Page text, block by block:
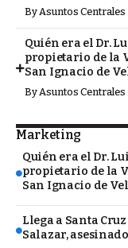
By Asuntos Centrales
Quién era el Dr.
propietario de la
San Ignacio de
By Asuntos Centrales
Marketing
Quién era el Dr.
propietario de la
San Ignacio de
Llega a Santa
Salazar,